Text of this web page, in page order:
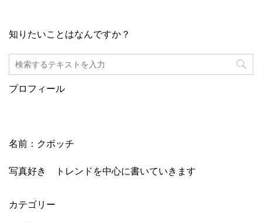
知りたいことはなんですか？
プロフィール
名前：クボッチ
写真好き トレンドを中心に書いていきます
カテゴリー